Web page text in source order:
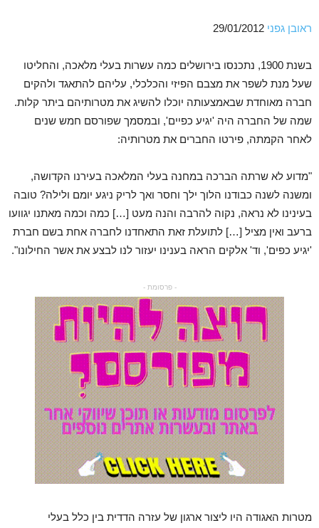
ראובן גפני
בשנת 1900, נתכנסו בירושלים כמה עשרות בעלי מלאכה, והחליטו
שעל מנת לשפר את מצבם הפיזי והכלכלי, עליהם להתאגד ולהקים
חברה מאוחדת שבאמצעותה יוכלו להשיג את מטרותיהם ביתר קלות.
שמה של החברה היה 'יגיע כפיים', ובמסמך שפורסם חמש שנים
לאחר הקמתה, פירטו החברים את מטרותיה:
"מדוע לא שרתה הברכה במחנה בעלי המלאכה בעירנו הקדושה,
ומשנה לשנה כבודנו הלוך ילך וחסר ואך לריק ניגע יומם ולילה? טובה
בעינינו לא נראה, נקוה להרבה והנה מעט […] כמה וכמה מאתנו יגוועו
ברעב ואין מציל […] לתועלת זאת התאחדנו לחברה אחת בשם חברת
'יגיע כפים', וד' אלקים הראה בענינו יעזור לנו לבצע את אשר החילונו".
- פרסומת -
מטרות האגודה היו ליצור ארגון של עזרה הדדית בין כלל בעלי